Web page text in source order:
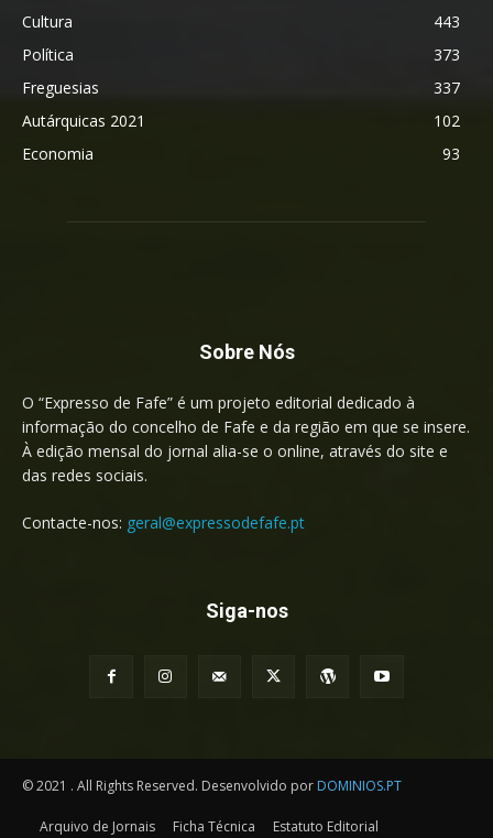
Cultura
443
Política
373
Freguesias
337
Autárquicas 2021
102
Economia
93
Sobre Nós
O “Expresso de Fafe” é um projeto editorial dedicado à
informação do concelho de Fafe e da região em que se insere.
À edição mensal do jornal alia-se o online, através do site e
das redes sociais.
Contacte-nos: geral@expressodefafe.pt
Siga-nos
© 2021 . All Rights Reserved. Desenvolvido por DOMINIOS.PT
Arquivo de Jornais Ficha Técnica Estatuto Editorial